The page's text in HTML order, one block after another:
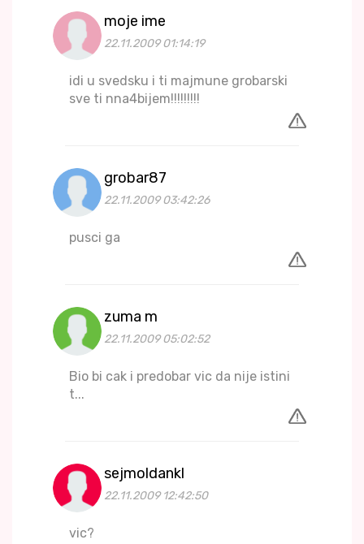
moje ime
22.11.2009 01:14:19
idi u svedsku i ti majmune grobarski
sve ti nna4bijem!!!!!!!!!
grobar87
22.11.2009 03:42:26
pusci ga
zuma m
22.11.2009 05:02:52
Bio bi cak i predobar vic da nije istini
t...
sejmoldankl
22.11.2009 12:42:50
vic?